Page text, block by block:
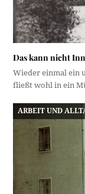
Das kann nicht
Wieder einmal ein
fließt wohl in ein
ARBEIT UND